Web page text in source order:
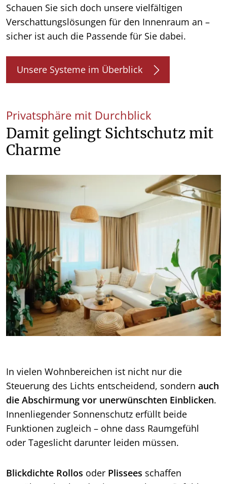
Schauen Sie sich doch unsere vielfältigen
Verschattungslösungen für den Innenraum an –
sicher ist auch die Passende für Sie dabei.
Unsere Systeme im Überblick
Privatsphäre mit Durchblick
Damit gelingt Sichtschutz mit
Charme
In vielen Wohnbereichen ist nicht nur die
Steuerung des Lichts entscheidend, sondern auch
die Abschirmung vor unerwünschten Einblicken.
Innenliegender Sonnenschutz erfüllt beide
Funktionen zugleich – ohne dass Raumgefühl
oder Tageslicht darunter leiden müssen.
Blickdichte Rollos oder Plissees schaffen